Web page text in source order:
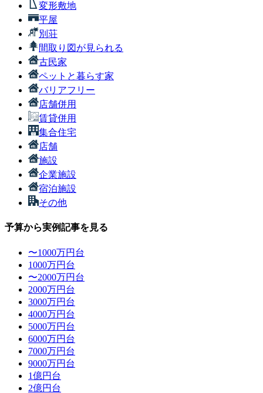
変形敷地
平屋
別荘
間取り図が見られる
古民家
ペットと暮らす家
バリアフリー
店舗併用
賃貸併用
集合住宅
店舗
施設
企業施設
宿泊施設
その他
予算から実例記事を見る
〜1000万円台
1000万円台
〜2000万円台
2000万円台
3000万円台
4000万円台
5000万円台
6000万円台
7000万円台
9000万円台
1億円台
2億円台